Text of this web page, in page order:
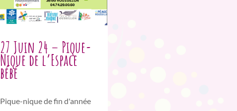
27 Juin 24 – Pique-
Nique de l’Espace
bébé
Pique-nique de fin d'année